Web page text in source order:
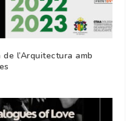
l’Arquitectura amb